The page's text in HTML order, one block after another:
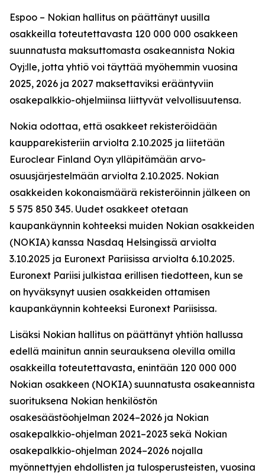
Espoo – Nokian hallitus on päättänyt uusilla
osakkeilla toteutettavasta 120 000 000 osakkeen
suunnatusta maksuttomasta osakeannista Nokia
Oyj:lle, jotta yhtiö voi täyttää myöhemmin vuosina
2025, 2026 ja 2027 maksettaviksi erääntyviin
osakepalkkio-ohjelmiinsa liittyvät velvollisuutensa.
Nokia odottaa, että osakkeet rekisteröidään
kaupparekisteriin arviolta 2.10.2025 ja liitetään
Euroclear Finland Oy:n ylläpitämään arvo-
osuusjärjestelmään arviolta 2.10.2025. Nokian
osakkeiden kokonaismäärä rekisteröinnin jälkeen on
5 575 850 345. Uudet osakkeet otetaan
kaupankäynnin kohteeksi muiden Nokian osakkeiden
(NOKIA) kanssa Nasdaq Helsingissä arviolta
3.10.2025 ja Euronext Pariisissa arviolta 6.10.2025.
Euronext Pariisi julkistaa erillisen tiedotteen, kun se
on hyväksynyt uusien osakkeiden ottamisen
kaupankäynnin kohteeksi Euronext Pariisissa.
Lisäksi Nokian hallitus on päättänyt yhtiön hallussa
edellä mainitun annin seurauksena olevilla omilla
osakkeilla toteutettavasta, enintään 120 000 000
Nokian osakkeen (NOKIA) suunnatusta osakeannista
suorituksena Nokian henkilöstön
osakesäästöohjelman 2024–2026 ja Nokian
osakepalkkio-ohjelman 2021–2023 sekä Nokian
osakepalkkio-ohjelman 2024–2026 nojalla
myönnettyjen ehdollisten ja tulosperusteisten, vuosina